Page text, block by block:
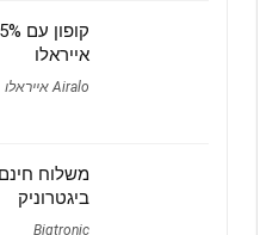
אייראלו
Airalo אייראלו
ביגטרוניק
Bigtronic